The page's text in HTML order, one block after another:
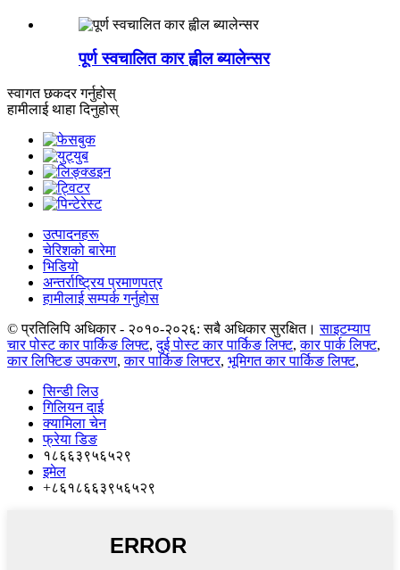
पूर्ण स्वचालित कार ह्वील ब्यालेन्सर
स्वागत छकदर गर्नुहोस्
हामीलाई थाहा दिनुहोस्
उत्पादनहरू
चेरिशको बारेमा
भिडियो
अन्तर्राष्ट्रिय प्रमाणपत्र
हामीलाई सम्पर्क गर्नुहोस
© प्रतिलिपि अधिकार - २०१०-२०२६: सबै अधिकार सुरक्षित। साइटम्याप
चार पोस्ट कार पार्किङ लिफ्ट,दुई पोस्ट कार पार्किङ लिफ्ट,कार पार्क लिफ्ट,
कार लिफ्टिङ उपकरण,कार पार्किङ लिफ्टर, भूमिगत कार पार्किङ लिफ्ट,
सिन्डी लिउ
गिलियन दाई
क्यामिला चेन
फ्रेया डिङ
१८६६३९५६५२९
इमेल
+८६१८६६३९५६५२९